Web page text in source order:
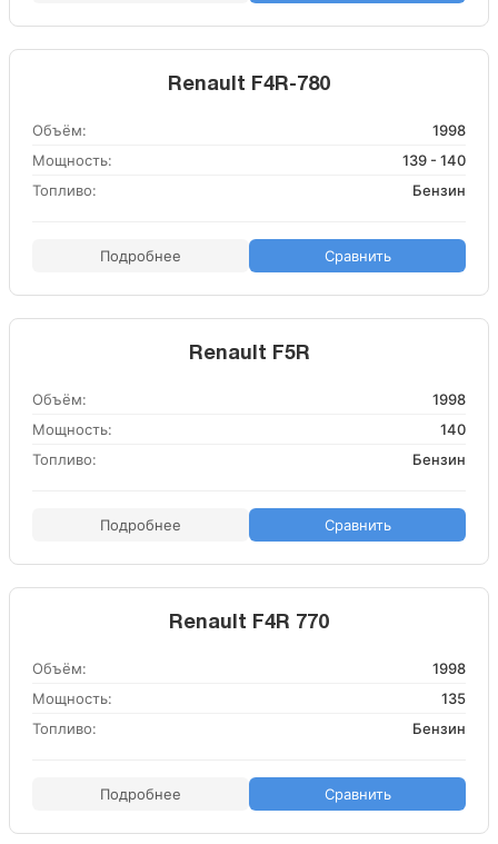
Renault F4R-780
Объём:
1998
Мощность:
139 - 140
Топливо:
Бензин
Подробнее Сравнить
Renault F5R
Объём:
1998
Мощность:
140
Топливо:
Бензин
Подробнее Сравнить
Renault F4R 770
Объём:
1998
Мощность:
135
Топливо:
Бензин
Подробнее Сравнить